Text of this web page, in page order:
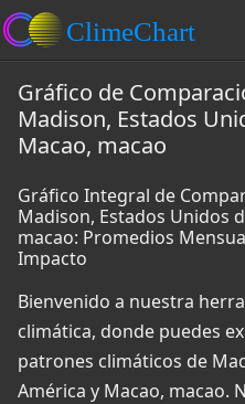
Gráfico de
Madison, Estados
Macao, macao
Gráfico Integral de
Madison, Estados Unidos
macao: Promedios
Impacto
Bienvenido a nuestra
climática, donde puedes
patrones climáticos de
América y Macao, macao.